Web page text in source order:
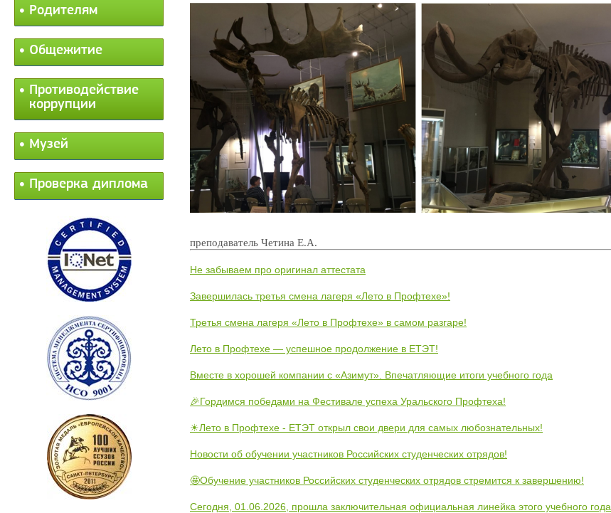
Родителям
Общежитие
Противодействие
коррупции
Музей
Проверка диплома
преподаватель Четина Е.А.
Не забываем про оригинал аттестата
Завершилась третья смена лагеря «Лето в Профтехе»!
Третья смена лагеря «Лето в Профтехе» в самом разгаре!
Лето в Профтехе — успешное продолжение в ЕТЭТ!
Вместе в хорошей компании с «Азимут». Впечатляющие итоги учебного года
🎉Гордимся победами на Фестивале успеха Уральского Профтеха!
☀Лето в Профтехе - ЕТЭТ открыл свои двери для самых любознательных!
Новости об обучении участников Российских студенческих отрядов!
🤩Обучение участников Российских студенческих отрядов стремится к завершению!
Сегодня, 01.06.2026, прошла заключительная официальная линейка этого учебного года